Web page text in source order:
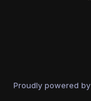
Proudly powered